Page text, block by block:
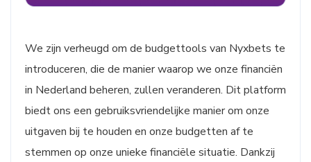
We zijn verheugd om de budgettools van Nyxbets te
introduceren, die de manier waarop we onze financiën
in Nederland beheren, zullen veranderen. Dit platform
biedt ons een gebruiksvriendelijke manier om onze
uitgaven bij te houden en onze budgetten af te
stemmen op onze unieke financiële situatie. Dankzij